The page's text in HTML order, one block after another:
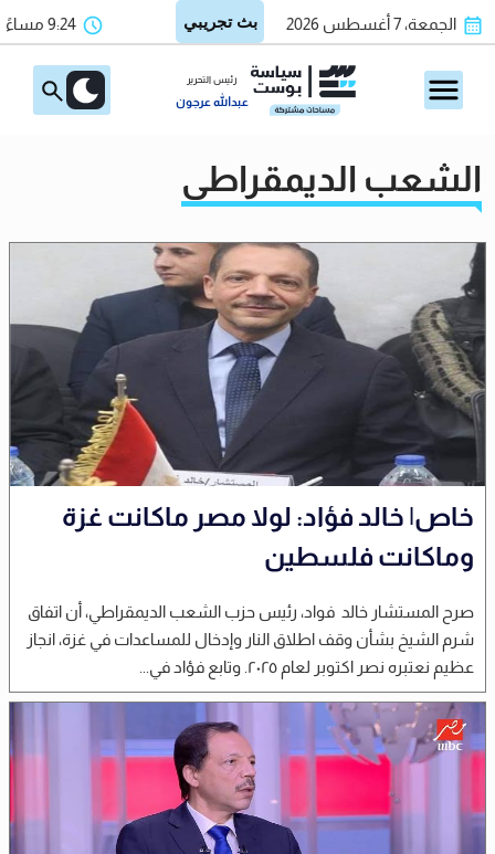
الجمعة، 7 أغسطس 2026 9:24 مساءً
رئيس التحرير
عبدالله عرجون
الشعب الديمقراطي
خاص| خالد فؤاد: لولا مصر ماكانت غزة
وماكانت فلسطين
صرح المستشار خالد فواد، رئيس حزب الشعب الديمقراطي، أن اتفاق
شرم الشيخ بشأن وقف اطلاق النار وإدخال للمساعدات في غزة، انجاز
عظيم نعتبره نصر اكتوبر لعام ٢٠٢٥. وتابع فؤاد في...